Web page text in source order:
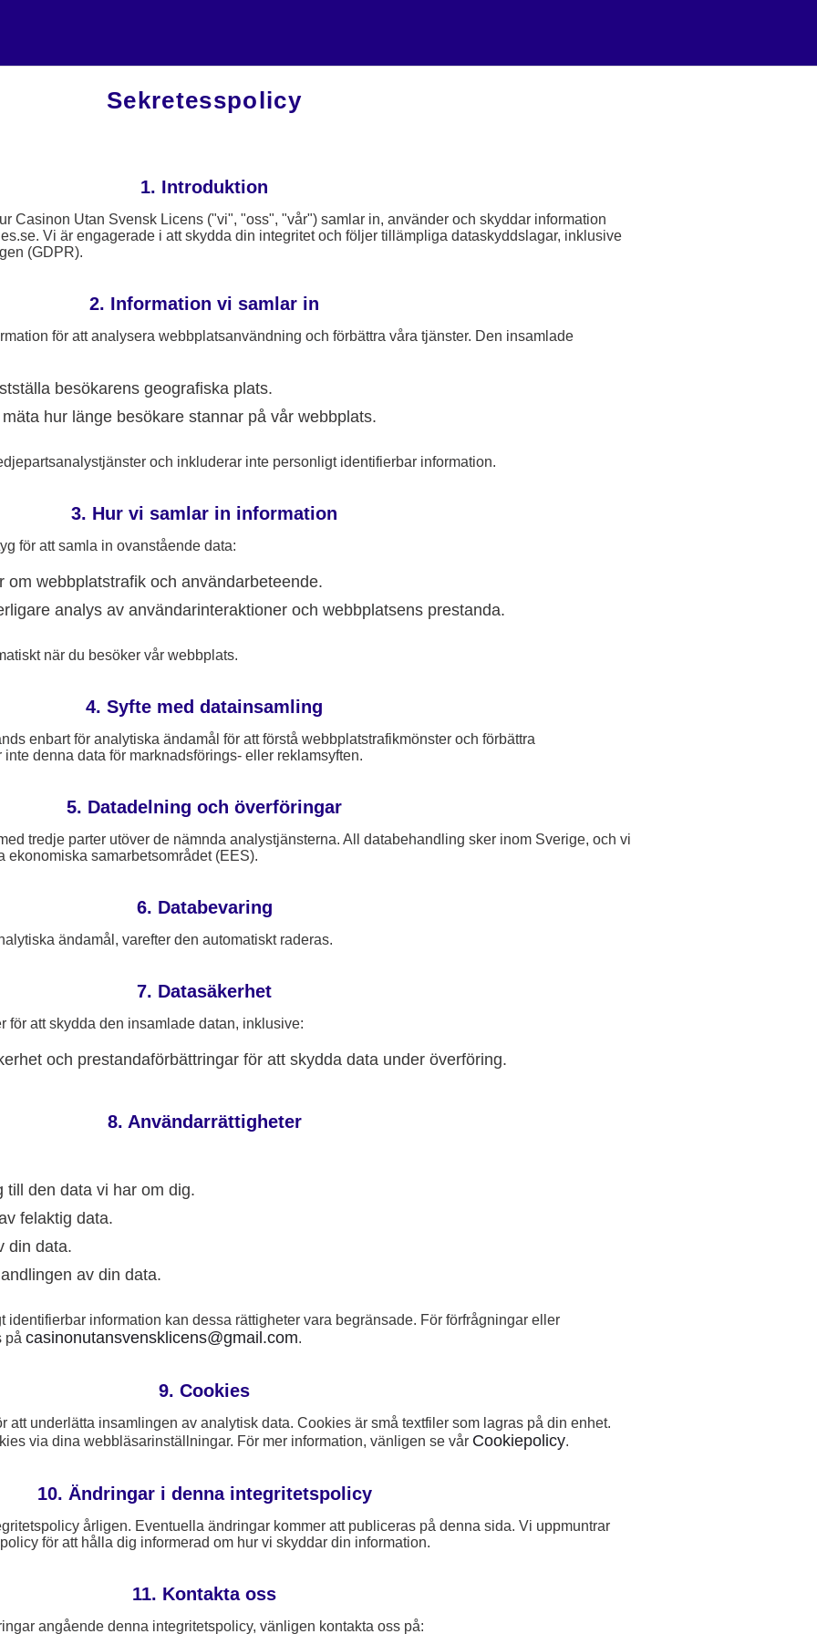
Sekretesspolicy
1. Introduktion
Casinon Utan Svensk Licens ("vi", "oss", "vår") samlar in, använder och skyddar information
Vi är engagerade i att skydda din integritet och följer tillämpliga dataskyddslagar, inklusive
(GDPR).
2. Information vi samlar in
för att analysera webbplatsanvändning och förbättra våra tjänster. Den insamlade
besökarens geografiska plats.
hur länge besökare stannar på vår webbplats.
och inkluderar inte personligt identifierbar information.
3. Hur vi samlar in information
för att samla in ovanstående data:
om webbplatstrafik och användarbeteende.
analys av användarinteraktioner och webbplatsens prestanda.
när du besöker vår webbplats.
4. Syfte med datainsamling
enbart för analytiska ändamål för att förstå webbplatstrafikmönster och förbättra
denna data för marknadsförings- eller reklamsyften.
5. Datadelning och överföringar
tredje parter utöver de nämnda analystjänsterna. All databehandling sker inom Sverige, och vi
ekonomiska samarbetsområdet (EES).
6. Databevaring
ändamål, varefter den automatiskt raderas.
7. Datasäkerhet
för att skydda den insamlade datan, inklusive:
och prestandaförbättringar för att skydda data under överföring.
8. Användarrättigheter
till den data vi har om dig.
felaktig data.
din data.
av din data.
identifierbar information kan dessa rättigheter vara begränsade. För förfrågningar eller
på casinonutansvensklicens@gmail.com.
9. Cookies
att underlätta insamlingen av analytisk data. Cookies är små textfiler som lagras på din enhet.
via dina webbläsarinställningar. För mer information, vänligen se vår Cookiepolicy.
10. Ändringar i denna integritetspolicy
årligen. Eventuella ändringar kommer att publiceras på denna sida. Vi uppmuntrar
för att hålla dig informerad om hur vi skyddar din information.
11. Kontakta oss
angående denna integritetspolicy, vänligen kontakta oss på: